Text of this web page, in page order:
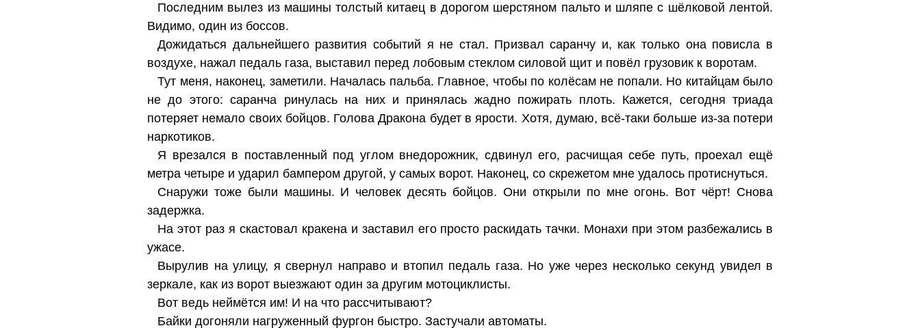
Последним вылез из машины толстый китаец в дорогом шерстяном пальто и шляпе с шёлковой лентой.
Видимо, один из боссов.
Дожидаться дальнейшего развития событий я не стал. Призвал саранчу и, как только она повисла в
воздухе, нажал педаль газа, выставил перед лобовым стеклом силовой щит и повёл грузовик к воротам.
Тут меня, наконец, заметили. Началась пальба. Главное, чтобы по колёсам не попали. Но китайцам было
не до этого: саранча ринулась на них и принялась жадно пожирать плоть. Кажется, сегодня триада
потеряет немало своих бойцов. Голова Дракона будет в ярости. Хотя, думаю, всё-таки больше из-за потери
наркотиков.
Я врезался в поставленный под углом внедорожник, сдвинул его, расчищая себе путь, проехал ещё
метра четыре и ударил бампером другой, у самых ворот. Наконец, со скрежетом мне удалось протиснуться.
Снаружи тоже были машины. И человек десять бойцов. Они открыли по мне огонь. Вот чёрт! Снова
задержка.
На этот раз я скастовал кракена и заставил его просто раскидать тачки. Монахи при этом разбежались в
ужасе.
Вырулив на улицу, я свернул направо и втопил педаль газа. Но уже через несколько секунд увидел в
зеркале, как из ворот выезжают один за другим мотоциклисты.
Вот ведь неймётся им! И на что рассчитывают?
Байки догоняли нагруженный фургон быстро. Застучали автоматы.